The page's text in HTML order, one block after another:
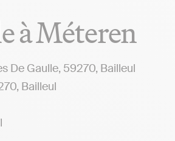
à Méteren
De Gaulle, 59270, Bailleul
Bailleul